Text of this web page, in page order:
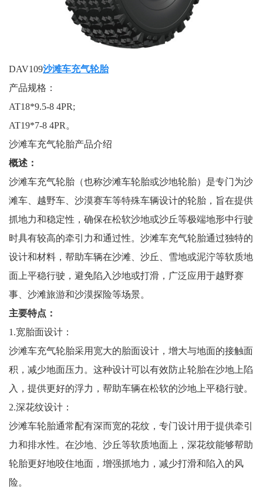
DAV109沙滩车充气轮胎
产品规格：
AT18*9.5-8 4PR;
AT19*7-8 4PR。
沙滩车充气轮胎产品介绍
概述：
沙滩车充气轮胎（也称沙滩车轮胎或沙地轮胎）是专门为沙
滩车、越野车、沙漠赛车等特殊车辆设计的轮胎，旨在提供
抓地力和稳定性，确保在松软沙地或沙丘等极端地形中行驶
时具有较高的牵引力和通过性。沙滩车充气轮胎通过独特的
设计和材料，帮助车辆在沙滩、沙丘、雪地或泥泞等软质地
面上平稳行驶，避免陷入沙地或打滑，广泛应用于越野赛
事、沙滩旅游和沙漠探险等场景。
主要特点：
1.宽胎面设计：
沙滩车充气轮胎采用宽大的胎面设计，增大与地面的接触面
积，减少地面压力。这种设计可以有效防止轮胎在沙地上陷
入，提供更好的浮力，帮助车辆在松软的沙地上平稳行驶。
2.深花纹设计：
沙滩车轮胎通常配有深而宽的花纹，专门设计用于提供牵引
力和排水性。在沙地、沙丘等软质地面上，深花纹能够帮助
轮胎更好地咬住地面，增强抓地力，减少打滑和陷入的风
险。